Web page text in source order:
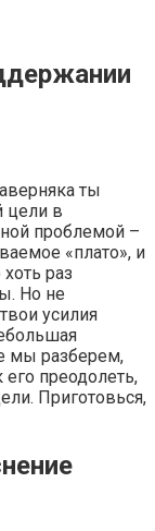
ты
цели в
проблемой –
«плато», и
раз
Но не
усилия
мы разберем,
его преодолеть,
Приготовься,